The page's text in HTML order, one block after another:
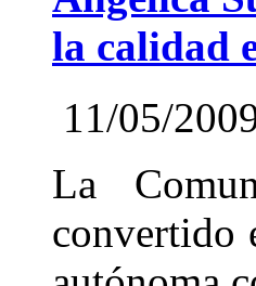
la calidad
11/05/
La
convertido